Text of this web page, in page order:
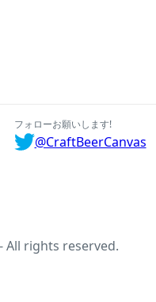
フォローお願いします!
@CraftBeerCanvas
All rights reserved.